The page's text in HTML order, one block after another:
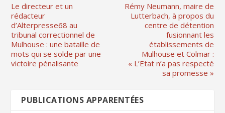
Le directeur et un
rédacteur
d’Alterpresse68 au
tribunal correctionnel de
Mulhouse : une bataille de
mots qui se solde par une
victoire pénalisante
Rémy Neumann, maire de
Lutterbach, à propos du
centre de détention
fusionnant les
établissements de
Mulhouse et Colmar :
« L’Etat n’a pas respecté
sa promesse »
PUBLICATIONS APPARENTÉES